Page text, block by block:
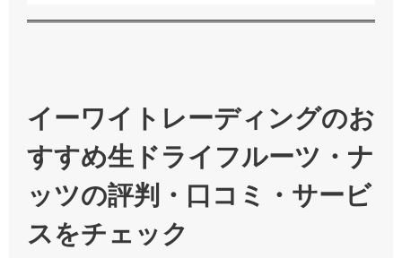
イーワイトレーディングのお
すすめ生ドライフルーツ・ナ
ッツの評判・口コミ・サービ
スをチェック